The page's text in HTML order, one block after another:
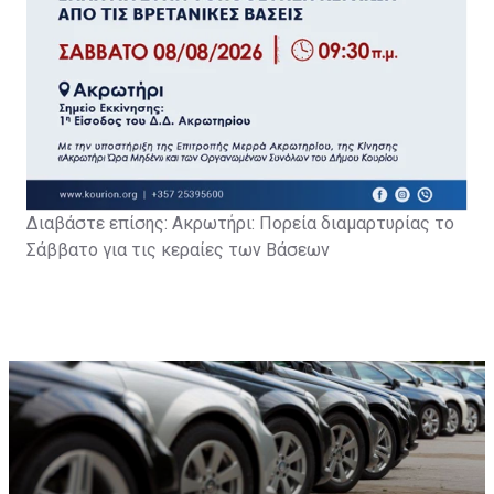
Διαβάστε επίσης: Ακρωτήρι: Πορεία διαμαρτυρίας το
Σάββατο για τις κεραίες των Βάσεων